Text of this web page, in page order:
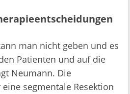
man nicht geben und es
Patienten und auf die
Neumann. Die
segmentale Resektion